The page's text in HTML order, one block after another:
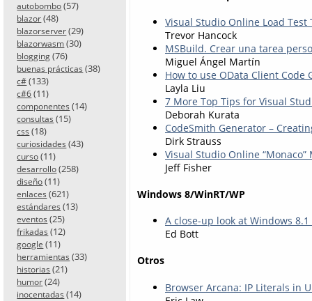
autobombo (57)
blazor (48)
blazorserver (29)
blazorwasm (30)
blogging (76)
buenas prácticas (38)
c# (133)
c#6 (11)
componentes (14)
consultas (15)
css (18)
curiosidades (43)
curso (11)
desarrollo (258)
diseño (11)
enlaces (621)
estándares (13)
eventos (25)
frikadas (12)
google (11)
herramientas (33)
historias (21)
humor (24)
inocentadas (14)
Visual Studio Online Load
Trevor Hancock
MSBuild. Crear una tarea
Miguel Ángel Martín
How to use OData Client
Layla Liu
7 More Top Tips for Visual
Deborah Kurata
CodeSmith Generator –
Dirk Strauss
Visual Studio Online
Jeff Fisher
Windows 8/WinRT/WP
A close-up look at Windows
Ed Bott
Otros
Browser Arcana: IP Literals in